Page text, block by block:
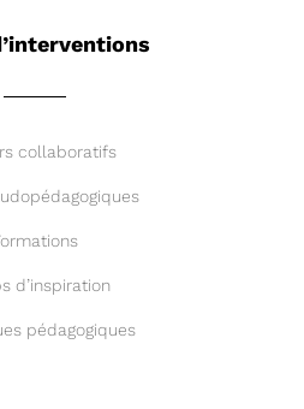
collaboratifs
d’inspiration
pédagogiques